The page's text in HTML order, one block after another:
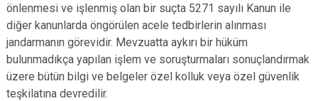
önlenmesi ve işlenmiş olan bir suçta 5271 sayılı Kanun ile
diğer kanunlarda öngörülen acele tedbirlerin alınması
jandarmanın görevidir. Mevzuatta aykırı bir hüküm
bulunmadıkça yapılan işlem ve soruşturmaları sonuçlandırmak
üzere bütün bilgi ve belgeler özel kolluk veya özel güvenlik
teşkilatına devredilir.